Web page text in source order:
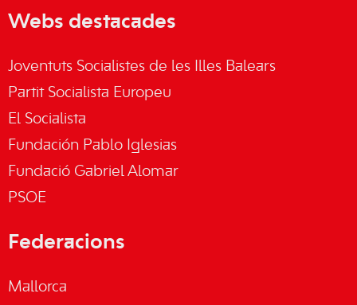
Webs destacades
Joventuts Socialistes de les Illes Balears
Partit Socialista Europeu
El Socialista
Fundación Pablo Iglesias
Fundació Gabriel Alomar
PSOE
Federacions
Mallorca